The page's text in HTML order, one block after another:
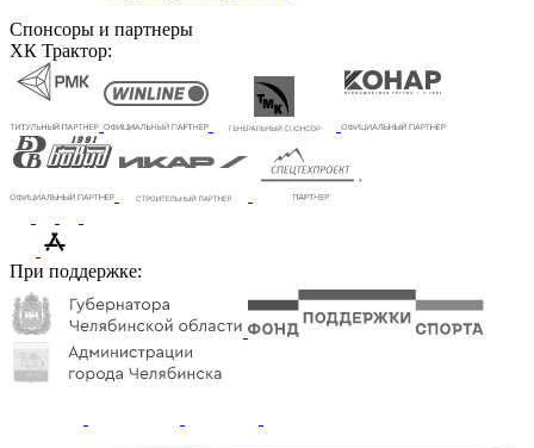
Спонсоры и партнеры
ХК Трактор:
При поддержке: